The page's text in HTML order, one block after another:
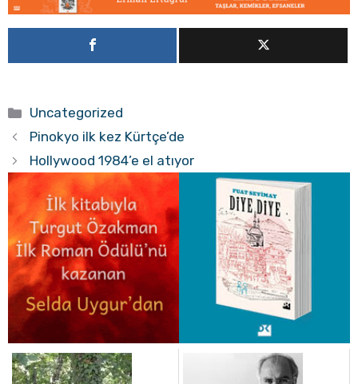
Kategoriler
Uncategorized
Pinokyo ilk kez Kürtçe’de
Hollywood 1984’e el atıyor